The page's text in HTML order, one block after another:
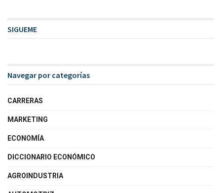
SIGUEME
Navegar por categorías
CARRERAS
MARKETING
ECONOMÍA
DICCIONARIO ECONÓMICO
AGROINDUSTRIA